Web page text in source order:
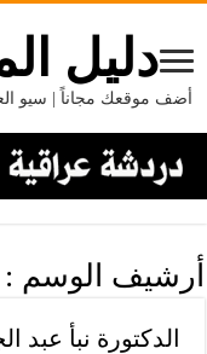
دليل
أضف موقعك مجاناً | سيو
أرشيف الوسم :
الدكتورة نبأ عبد